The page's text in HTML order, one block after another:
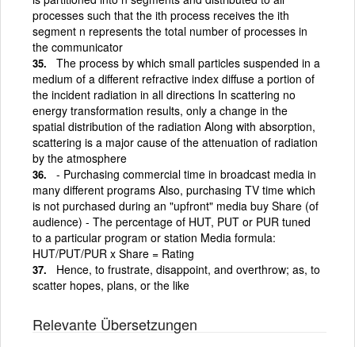
processes such that the ith process receives the ith
segment n represents the total number of processes in
the communicator
The process by which small particles suspended in a
medium of a different refractive index diffuse a portion of
the incident radiation in all directions In scattering no
energy transformation results, only a change in the
spatial distribution of the radiation Along with absorption,
scattering is a major cause of the attenuation of radiation
by the atmosphere
- Purchasing commercial time in broadcast media in
many different programs Also, purchasing TV time which
is not purchased during an "upfront" media buy Share (of
audience) - The percentage of HUT, PUT or PUR tuned
to a particular program or station Media formula:
HUT/PUT/PUR x Share = Rating
Hence, to frustrate, disappoint, and overthrow; as, to
scatter hopes, plans, or the like
Relevante Übersetzungen